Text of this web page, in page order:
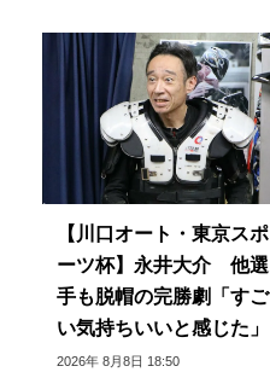
【川口オート・東京スポ
ーツ杯】永井大介 他選
手も脱帽の完勝劇「すご
い気持ちいいと感じた」
2026年 8月8日 18:50